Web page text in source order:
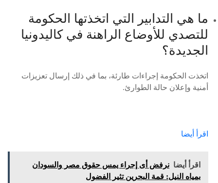
ما هي التدابير التي اتخذتها الحكومة
للتصدي للأوضاع الراهنة في كاليدونيا
الجديدة؟
اتخذت الحكومة إجراءات طارئة، بما في ذلك إرسال تعزيزات
أمنية وإعلان حالة الطوارئ.
اقرأ أيضا
اقرأ أيضا نرفض أى إجراء يمس حقوق مصر والسودان
بمياه النيل: قمة البحرين تثير الفضول